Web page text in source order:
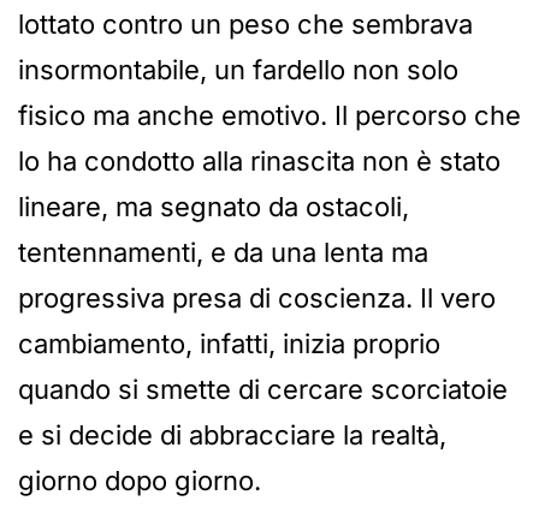
lottato contro un peso che sembrava
insormontabile, un fardello non solo
fisico ma anche emotivo. Il percorso che
lo ha condotto alla rinascita non è stato
lineare, ma segnato da ostacoli,
tentennamenti, e da una lenta ma
progressiva presa di coscienza. Il vero
cambiamento, infatti, inizia proprio
quando si smette di cercare scorciatoie
e si decide di abbracciare la realtà,
giorno dopo giorno.